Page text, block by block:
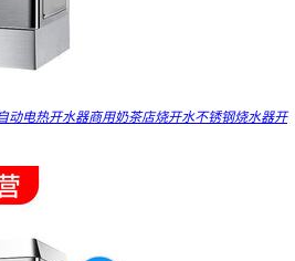
动电热开水器商用奶茶店烧开水不锈钢烧水器开